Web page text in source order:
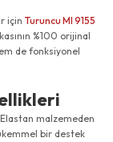
için Turuncu MI 9155
%100 orijinal
de fonksiyonel
malzemeden
bir destek